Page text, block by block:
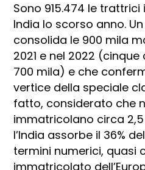
Sono 915.474 le
India lo scorso anno.
consolida le 900 mila
2021 e nel 2022
700 mila) e che
vertice della speciale
fatto, considerato che
immatricolano circa
l’India assorbe il 36%
termini numerici, quasi
immatricolato